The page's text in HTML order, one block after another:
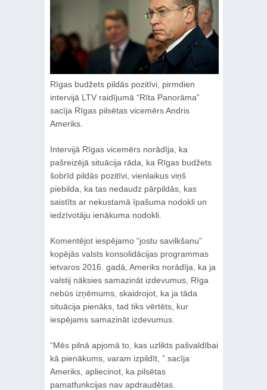
Rīgas budžets pildās pozitīvi, pirmdien
intervijā LTV raidījumā “Rīta Panorāma”
sacīja Rīgas pilsētas vicemērs Andris
Ameriks.
Intervijā Rīgas vicemērs norādīja, ka
pašreizējā situācija rāda, ka Rīgas budžets
šobrīd pildās pozitīvi, vienlaikus viņš
piebilda, ka tas nedaudz pārpildās, kas
saistīts ar nekustamā īpašuma nodokli un
iedzīvotāju ienākuma nodokli.
Komentējot iespējamo “jostu savilkšanu”
kopējās valsts konsolidācijas programmas
ietvaros 2016. gadā, Ameriks norādīja, ka ja
valstij nāksies samazināt izdevumus, Rīga
nebūs izņēmums, skaidrojot, ka ja tāda
situācija pienāks, tad tiks vērtēts, kur
iespējams samazināt izdevumus.
“Mēs pilnā apjomā to, kas uzlikts pašvaldībai
kā pienākums, varam izpildīt, ” sacīja
Ameriks, apliecinot, ka pilsētas
pamatfunkcijas nav apdraudētas.